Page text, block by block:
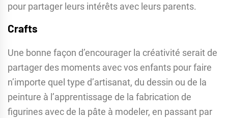
pour partager leurs intérêts avec leurs parents.
Crafts
Une bonne façon d’encourager la créativité serait de
partager des moments avec vos enfants pour faire
n’importe quel type d’artisanat, du dessin ou de la
peinture à l’apprentissage de la fabrication de
figurines avec de la pâte à modeler, en passant par